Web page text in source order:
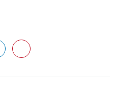
LinkedInPinterest